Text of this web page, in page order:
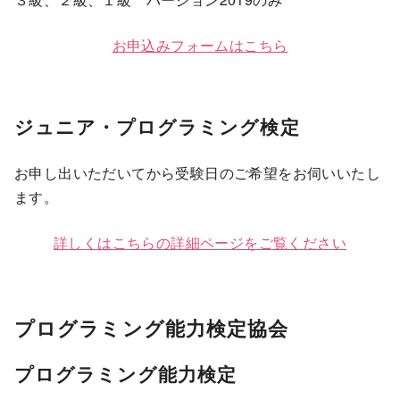
お申込みフォームはこちら
ジュニア・プログラミング検定
お申し出いただいてから受験日のご希望をお伺いいたし
ます。
詳しくはこちらの詳細ページをご覧ください
プログラミング能力検定協会
プログラミング能力検定